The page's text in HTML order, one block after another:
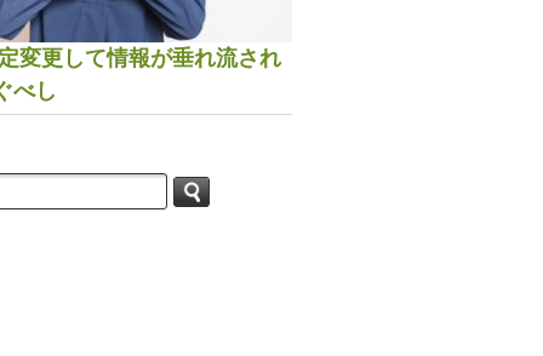
変更して情報が垂れ流され
べし